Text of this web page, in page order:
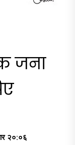
जना
२०:०६